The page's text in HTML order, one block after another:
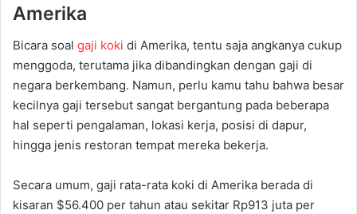
Amerika
Bicara soal gaji koki di Amerika, tentu saja angkanya cukup
menggoda, terutama jika dibandingkan dengan gaji di
negara berkembang. Namun, perlu kamu tahu bahwa besar
kecilnya gaji tersebut sangat bergantung pada beberapa
hal seperti pengalaman, lokasi kerja, posisi di dapur,
hingga jenis restoran tempat mereka bekerja.
Secara umum, gaji rata-rata koki di Amerika berada di
kisaran $56.400 per tahun atau sekitar Rp913 juta per